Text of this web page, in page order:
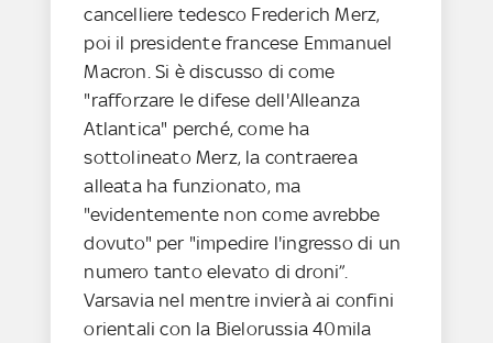
cancelliere tedesco Frederich Merz,
poi il presidente francese Emmanuel
Macron. Si è discusso di come
"rafforzare le difese dell'Alleanza
Atlantica" perché, come ha
sottolineato Merz, la contraerea
alleata ha funzionato, ma
"evidentemente non come avrebbe
dovuto" per "impedire l'ingresso di un
numero tanto elevato di droni”.
Varsavia nel mentre invierà ai confini
orientali con la Bielorussia 40mila